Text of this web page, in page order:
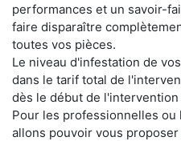
performances et un savoir-
faire disparaître
toutes vos pièces.
Le niveau d'infestation de
dans le tarif total de
dès le début de l'intervention
Pour les professionnelles
allons pouvoir vous